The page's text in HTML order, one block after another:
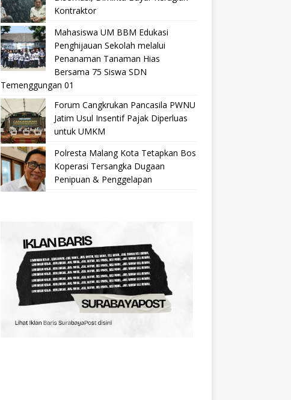
Kontraktor
Mahasiswa UM BBM Edukasi
Penghijauan Sekolah melalui
Penanaman Tanaman Hias
Bersama 75 Siswa SDN
Temenggungan 01
Forum Cangkrukan Pancasila PWNU
Jatim Usul Insentif Pajak Diperluas
untuk UMKM
Polresta Malang Kota Tetapkan Bos
Koperasi Tersangka Dugaan
Penipuan & Penggelapan